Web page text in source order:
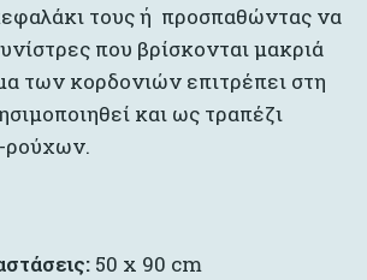
τους ή προσπαθώντας να
που βρίσκονται μακριά
των κορδονιών επιτρέπει στη
και ως τραπέζι
ρούχων.
50 x 90 cm